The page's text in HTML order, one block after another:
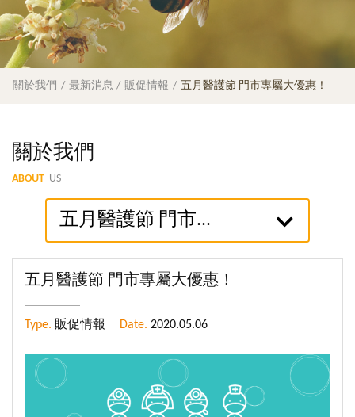
關於我們 最新消息 販促情報 五月醫護節 門市專屬大優惠！
關於我們
ABOUT US
五月醫護節 門市...
五月醫護節 門市專屬大優惠！
Type. 販促情報 Date. 2020.05.06